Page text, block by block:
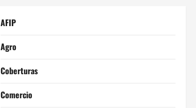
AFIP
Agro
Coberturas
Comercio